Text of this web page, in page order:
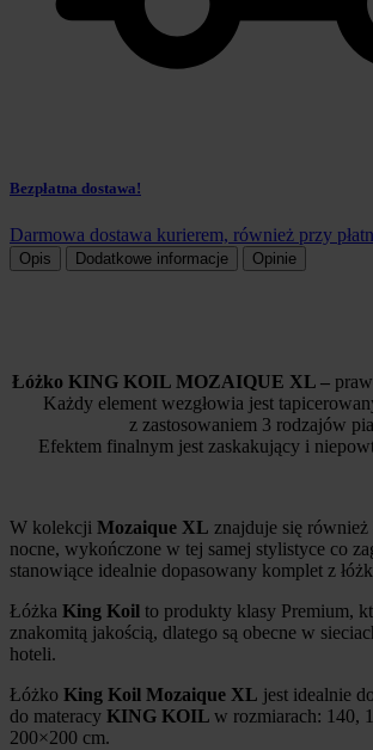
Bezpłatna dostawa!
Darmowa dostawa kurierem, również przy
Opis Dodatkowe informacje Opinie
Łóżko KING KOIL MOZAIQUE XL –
Każdy element wezgłowia jest
z zastosowaniem 3 rodzajów
Efektem finalnym jest zaskakujący i
W kolekcji Mozaique XL znajduje się również
nocne, wykończone w tej samej stylistyce co
stanowiące idealnie dopasowany komplet z
Łóżka King Koil to produkty klasy Premium,
znakomitą jakością, dlatego są obecne w
hoteli.
Łóżko King Koil Mozaique XL jest idealnie
do materacy KING KOIL w rozmiarach: 140,
200×200 cm.